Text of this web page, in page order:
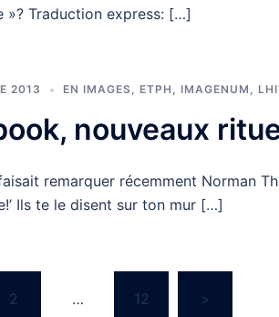
»? Traduction express: […]
2013 EN IMAGES, ETPH , IMAGENUM ,
nouveaux
remarquer récemment Norman
Ils te le disent sur ton mur […]
2 … 12 >